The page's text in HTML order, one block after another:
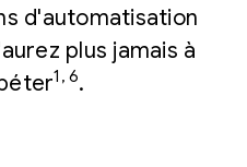
d'automatisation
plus jamais à
1, 6.